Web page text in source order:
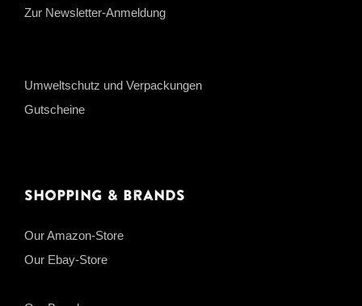
Zur Newsletter-Anmeldung
Umweltschutz und Verpackungen
Gutscheine
Shopping & Brands
Our Amazon-Store
Our Ebay-Store